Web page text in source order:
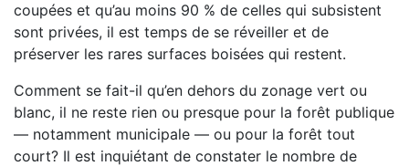
coupées et qu’au moins 90 % de celles qui subsistent
sont privées, il est temps de se réveiller et de
préserver les rares surfaces boisées qui restent.
Comment se fait-il qu’en dehors du zonage vert ou
blanc, il ne reste rien ou presque pour la forêt publique
— notamment municipale — ou pour la forêt tout
court? Il est inquiétant de constater le nombre de